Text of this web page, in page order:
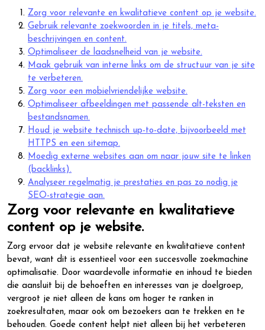
Zorg voor relevante en kwalitatieve content op je website.
Gebruik relevante zoekwoorden in je titels, meta-
beschrijvingen en content.
Optimaliseer de laadsnelheid van je website.
Maak gebruik van interne links om de structuur van je site
te verbeteren.
Zorg voor een mobielvriendelijke website.
Optimaliseer afbeeldingen met passende alt-teksten en
bestandsnamen.
Houd je website technisch up-to-date, bijvoorbeeld met
HTTPS en een sitemap.
Moedig externe websites aan om naar jouw site te linken
(backlinks).
Analyseer regelmatig je prestaties en pas zo nodig je
SEO-strategie aan.
Zorg voor relevante en kwalitatieve
content op je website.
Zorg ervoor dat je website relevante en kwalitatieve content
bevat, want dit is essentieel voor een succesvolle zoekmachine
optimalisatie. Door waardevolle informatie en inhoud te bieden
die aansluit bij de behoeften en interesses van je doelgroep,
vergroot je niet alleen de kans om hoger te ranken in
zoekresultaten, maar ook om bezoekers aan te trekken en te
behouden. Goede content helpt niet alleen bij het verbeteren